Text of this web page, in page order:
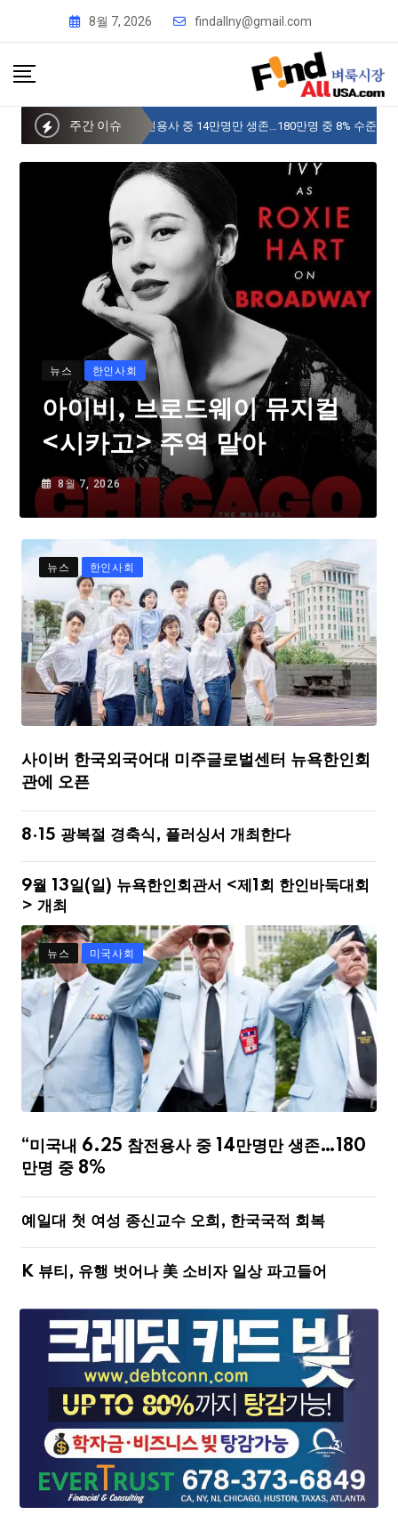
8월 7, 2026 findallny@gmail.com
주간 이슈 사이버 한국외국어대 미주글로벌센터 뉴욕
뉴스 한인사회
아이비, 브로드웨이 뮤지컬
<시카고> 주역 맡아
8월 7, 2026
뉴스 한인사회
사이버 한국외국어대 미주글로벌센터 뉴욕한인회
관에 오픈
8·15 광복절 경축식, 플러싱서 개최한다
9월 13일(일) 뉴욕한인회관서 <제1회 한인바둑대회
> 개최
뉴스 미국사회
“미국내 6.25 참전용사 중 14만명만 생존…180
만명 중 8%
예일대 첫 여성 종신교수 오희, 한국국적 회복
K 뷰티, 유행 벗어나 美 소비자 일상 파고들어